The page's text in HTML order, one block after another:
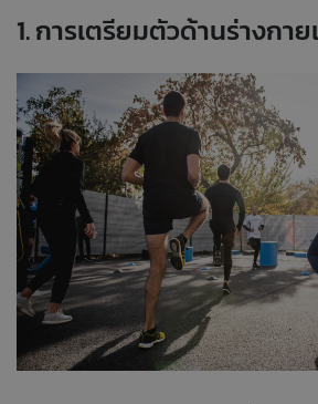
1. การเตรียมตัวด้านร่างกาย